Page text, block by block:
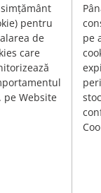
pentru
de
care
pe Website
pe